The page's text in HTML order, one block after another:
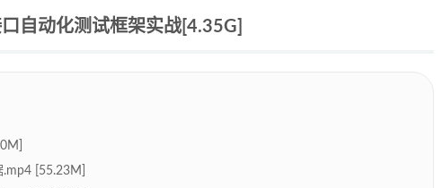
自动化测试框架实战[4.35G]
[55.23M]